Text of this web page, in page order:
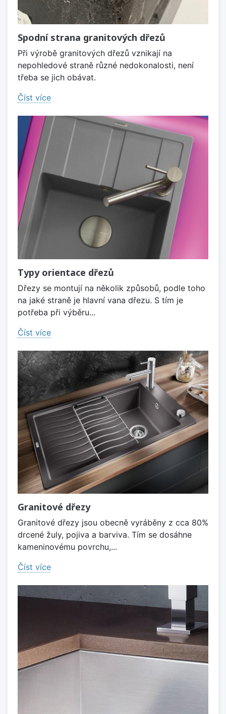
Spodní strana granitových dřezů
Při výrobě granitových dřezů vznikají na
nepohledové straně různé nedokonalosti, není
třeba se jich obávat.
Číst více
Typy orientace dřezů
Dřezy se montují na několik způsobů, podle toho
na jaké straně je hlavní vana dřezu. S tím je
potřeba při výběru...
Číst více
Granitové dřezy
Granitové dřezy jsou obecně vyráběny z cca 80%
drcené žuly, pojiva a barviva. Tím se dosáhne
kameninovému povrchu,...
Číst více